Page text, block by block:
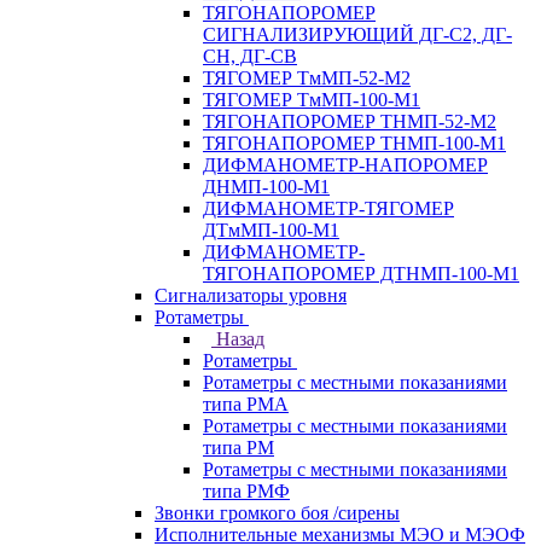
ТЯГОНАПОРОМЕР
СИГНАЛИЗИРУЮЩИЙ ДГ-С2, ДГ-
СН, ДГ-СВ
ТЯГОМЕР ТмМП-52-М2
ТЯГОМЕР ТмМП-100-М1
ТЯГОНАПОРОМЕР ТНМП-52-М2
ТЯГОНАПОРОМЕР ТНМП-100-М1
ДИФМАНОМЕТР-НАПОРОМЕР
ДНМП-100-М1
ДИФМАНОМЕТР-ТЯГОМЕР
ДТмМП-100-М1
ДИФМАНОМЕТР-
ТЯГОНАПОРОМЕР ДТНМП-100-М1
Сигнализаторы уровня
Ротаметры
Назад
Ротаметры
Ротаметры с местными показаниями
типа РМА
Ротаметры с местными показаниями
типа РМ
Ротаметры с местными показаниями
типа РМФ
Звонки громкого боя /сирены
Исполнительные механизмы МЭО и МЭОФ